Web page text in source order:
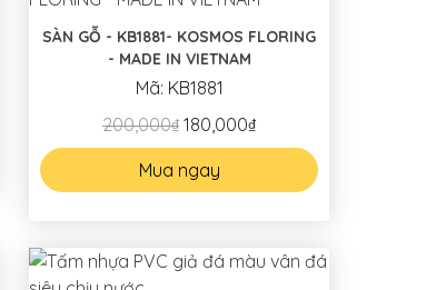
SÀN GỖ - KB1881- KOSMOS FLORING
- MADE IN VIETNAM
Mã: KB1881
200,000₫ 180,000₫
Mua ngay